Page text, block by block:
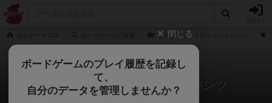
どろぼうギツネのマジックパンツ
どろぼうギツネのマジックパンツ
次のおすすめボードゲーム
閉じる
ボードゲームのプレイ履歴を記録し
て、
自分のデータを管理しませんか？